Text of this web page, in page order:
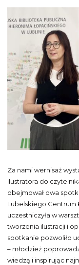
Za nami wernisaż
ilustratora do
obejmował dwa
Lubelskiego Centrum
uczestniczyła w
tworzenia ilustracji i
spotkanie pozwoliło
– młodzież
wiedzą i inspirując